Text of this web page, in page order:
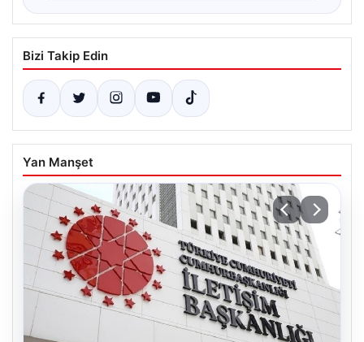
Bizi Takip Edin
Yan Manşet